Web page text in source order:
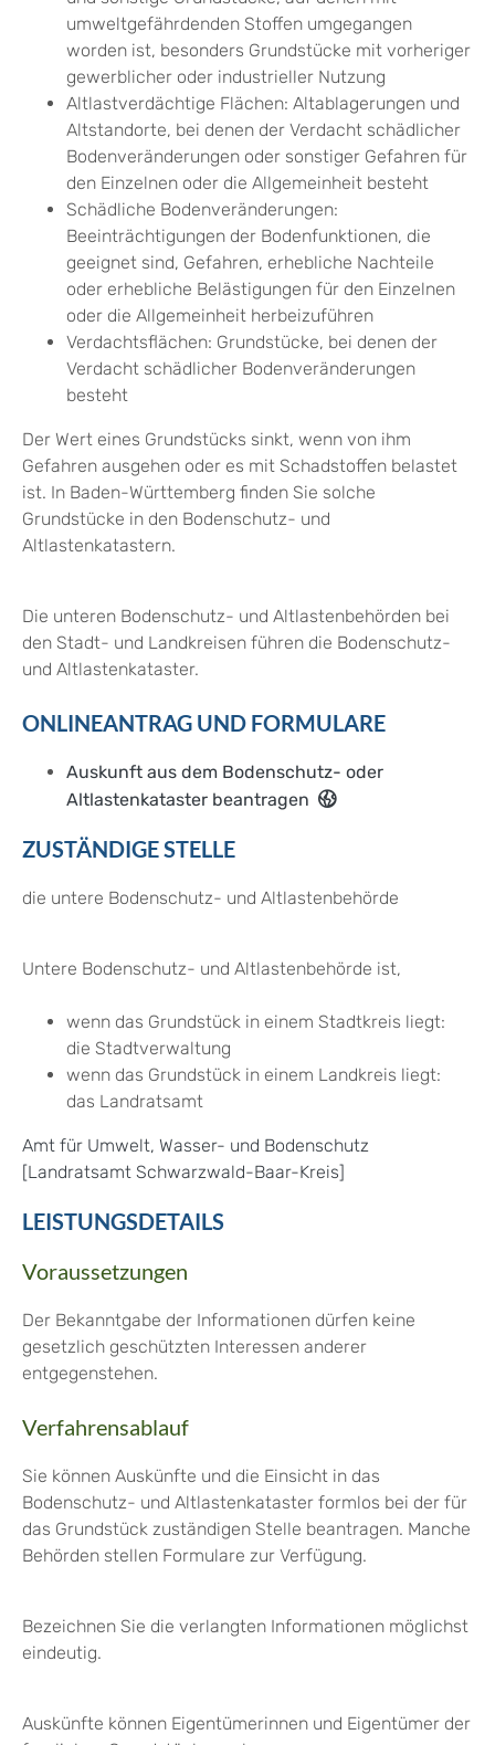
umweltgefährdenden Stoffen umgegangen
worden ist, besonders Grundstücke mit vorheriger
gewerblicher oder industrieller Nutzung
Altlastverdächtige Flächen: Altablagerungen und
Altstandorte, bei denen der Verdacht schädlicher
Bodenveränderungen oder sonstiger Gefahren für
den Einzelnen oder die Allgemeinheit besteht
Schädliche Bodenveränderungen:
Beeinträchtigungen der Bodenfunktionen, die
geeignet sind, Gefahren, erhebliche Nachteile
oder erhebliche Belästigungen für den Einzelnen
oder die Allgemeinheit herbeizuführen
Verdachtsflächen: Grundstücke, bei denen der
Verdacht schädlicher Bodenveränderungen
besteht
Der Wert eines Grundstücks sinkt, wenn von ihm
Gefahren ausgehen oder es mit Schadstoffen belastet
ist. In Baden-Württemberg finden Sie solche
Grundstücke in den Bodenschutz- und
Altlastenkatastern.
Die unteren Bodenschutz- und Altlastenbehörden bei
den Stadt- und Landkreisen führen die Bodenschutz-
und Altlastenkataster.
ONLINEANTRAG UND FORMULARE
Auskunft aus dem Bodenschutz- oder
Altlastenkataster beantragen
ZUSTÄNDIGE STELLE
die untere Bodenschutz- und Altlastenbehörde
Untere Bodenschutz- und Altlastenbehörde ist,
wenn das Grundstück in einem Stadtkreis liegt:
die Stadtverwaltung
wenn das Grundstück in einem Landkreis liegt:
das Landratsamt
Amt für Umwelt, Wasser- und Bodenschutz
[Landratsamt Schwarzwald-Baar-Kreis]
LEISTUNGSDETAILS
Voraussetzungen
Der Bekanntgabe der Informationen dürfen keine
gesetzlich geschützten Interessen anderer
entgegenstehen.
Verfahrensablauf
Sie können Auskünfte und die Einsicht in das
Bodenschutz- und Altlastenkataster formlos bei der für
das Grundstück zuständigen Stelle beantragen. Manche
Behörden stellen Formulare zur Verfügung.
Bezeichnen Sie die verlangten Informationen möglichst
eindeutig.
Auskünfte können Eigentümerinnen und Eigentümer der